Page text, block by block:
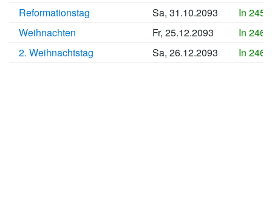
Reformationstag
Sa, 31.10.2093
In
Weihnachten
Fr, 25.12.2093
In
2. Weihnachtstag
Sa, 26.12.2093 In